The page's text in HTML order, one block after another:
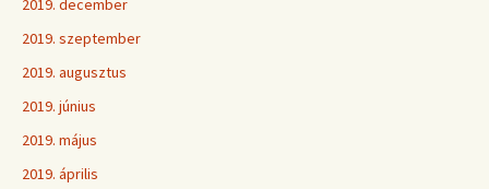
2019. december
2019. szeptember
2019. augusztus
2019. június
2019. május
2019. április